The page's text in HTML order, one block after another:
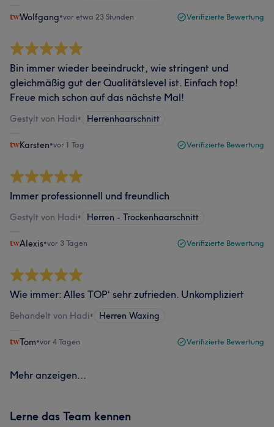
Wolfgang•vor etwa 23 Stunden Verifizierte Bewertung
Bin immer wieder beeindruckt, wie stringent und
gleichmäßig gut der Qualitätslevel ist. Einfach top!
Freue mich schon auf das nächste Mal!
Gestylt von Hadi• Herrenhaarschnitt
Karsten•vor 1 Tag Verifizierte Bewertung
Immer professionnell und freundlich
Gestylt von Hadi• Herren - Trockenhaarschnitt
Alexis•vor 3 Tagen Verifizierte Bewertung
Wie immer: Alles TOP‘ sehr zufrieden. Unkompliziert
Behandelt von Hadi• Herren Waxing
Tom•vor 4 Tagen Verifizierte Bewertung
Mehr anzeigen...
Lerne das Team kennen